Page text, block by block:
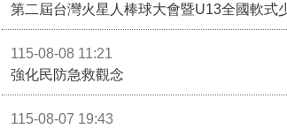
第二屆台灣火星人棒球大會暨U13全國軟式
115-08-08 11:21
強化民防急救觀念
115-08-07 19:43